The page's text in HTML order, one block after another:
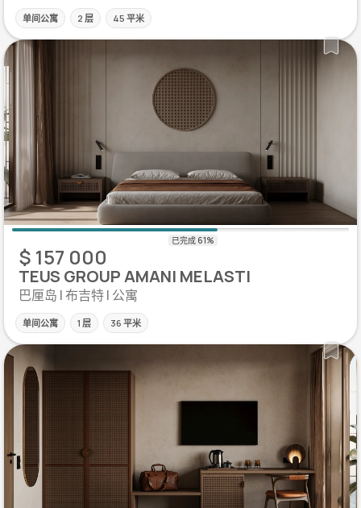
单间公寓 2 层 45 平米
$ 157 000
TEUS GROUP AMANI MELASTI
巴厘岛 | 布吉特 | 公寓
单间公寓 1 层 36 平米